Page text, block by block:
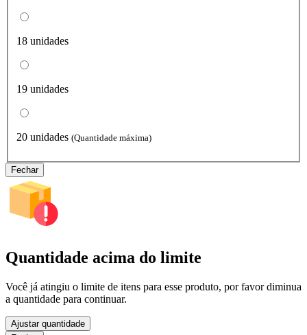
18 unidades
19 unidades
20 unidades (Quantidade máxima)
Fechar
Quantidade acima do limite
Você já atingiu o limite de itens para esse produto, por favor diminua
a quantidade para continuar.
Ajustar quantidade